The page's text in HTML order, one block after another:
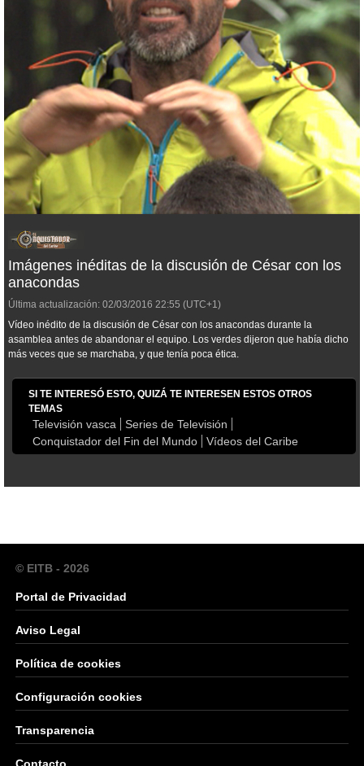
Imágenes inéditas de la discusión de César con los
anacondas
Última actualización: 02/03/2016 22:55 (UTC+1)
Vídeo inédito de la discusión de César con los anacondas durante la
asamblea antes de abandonar el equipo. Los verdes dijeron que había dicho
más veces que se marchaba, y que tenía poca ética.
SI TE INTERESÓ ESTO, QUIZÁ TE INTERESEN ESTOS OTROS
TEMAS
Televisión vasca
Series de Televisión
Conquistador del Fin del Mundo
Vídeos del Caribe
© EITB - 2026
Portal de Privacidad
Aviso Legal
Política de cookies
Configuración cookies
Transparencia